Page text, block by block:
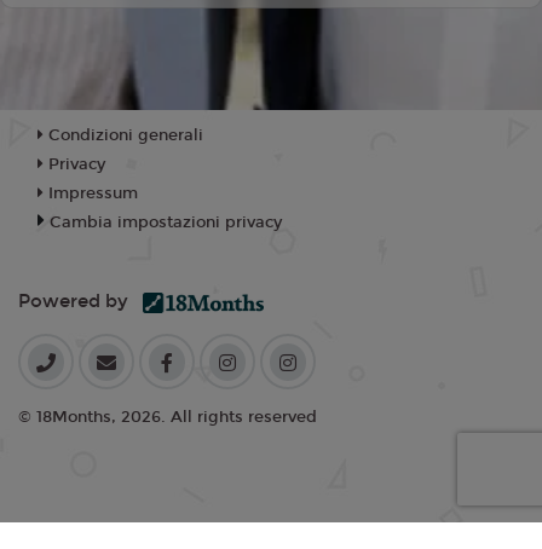
Condizioni generali
Privacy
Impressum
Cambia impostazioni privacy
Powered by
© 18Months, 2026. All rights reserved